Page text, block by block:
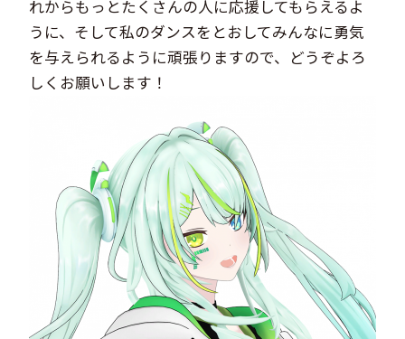
れからもっとたくさんの人に応援してもらえるよ
うに、そして私のダンスをとおしてみんなに勇気
を与えられるように頑張りますので、どうぞよろ
しくお願いします！